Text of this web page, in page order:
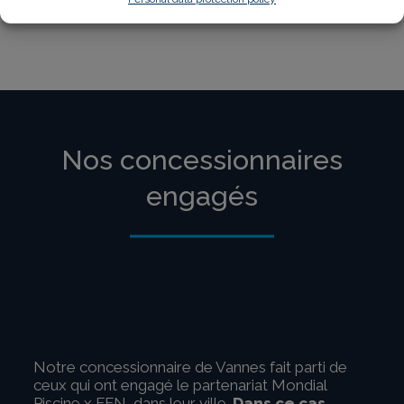
Nos concessionnaires
engagés
Notre concessionnaire de Vannes fait parti de
ceux qui ont engagé le partenariat Mondial